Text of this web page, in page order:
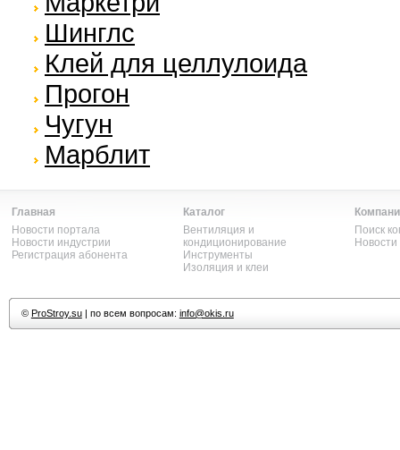
Шинглс
Клей для целлулоида
Прогон
Чугун
Марблит
Главная
Новости портала
Новости индустрии
Регистрация абонента
Каталог
Вентиляция и
кондиционирование
Инструменты
Изоляция и клеи
Поиск
© ProStroy.su| по всем вопросам: info@okis.ru